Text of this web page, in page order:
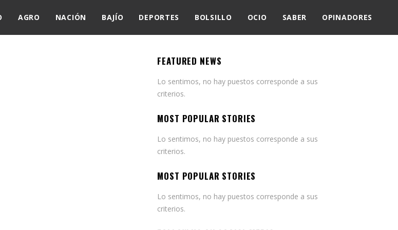
AGRO NACIÓN BAJÍO DEPORTES BOLSILLO OCIO SABER OPINADORES
FEATURED NEWS
Lo sentimos, no hay puestos corresponde a sus
criterios.
MOST POPULAR STORIES
Lo sentimos, no hay puestos corresponde a sus
criterios.
MOST POPULAR STORIES
Lo sentimos, no hay puestos corresponde a sus
criterios.